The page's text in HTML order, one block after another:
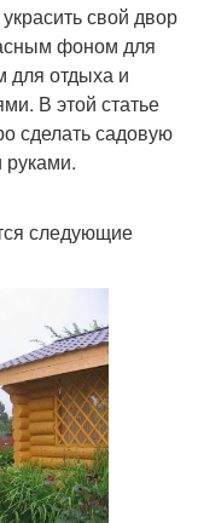
свой двор
фоном для
для отдыха и
В этой статье
сделать садовую
следующие